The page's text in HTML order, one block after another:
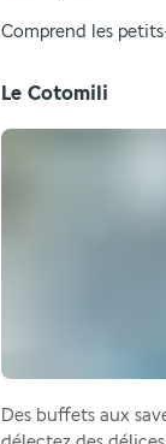
Comprend les
Le Cotomili
Des buffets aux